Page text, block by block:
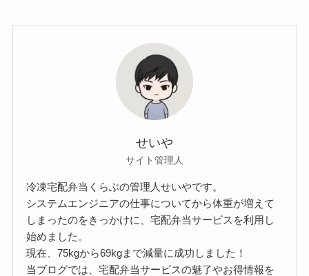
せいや
サイト管理人
冷凍宅配弁当くらぶの管理人せいやです。
システムエンジニアの仕事についてから体重が増えて
しまったのをきっかけに、宅配弁当サービスを利用し
始めました。
現在、75kgから69kgまで減量に成功しました！
当ブログでは、宅配弁当サービスの魅了やお得情報を